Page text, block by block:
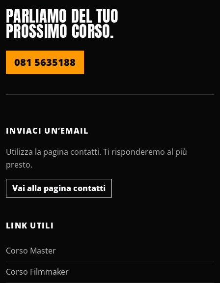
PARLIAMO DEL TUO
PROSSIMO CORSO.
081 5635188
INVIACI UN’EMAIL
Utilizza la pagina contatti. Ti risponderemo al più
presto.
Vai alla pagina contatti
LINK UTILI
Corso Master
Corso Filmmaker